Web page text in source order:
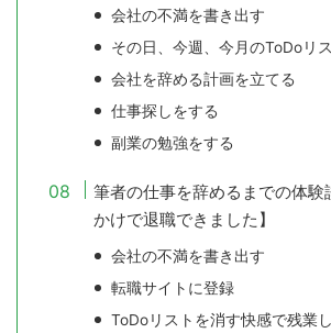
会社の不満を書き出す
その日、今週、今月のToDoリ
会社を辞める計画を立てる
仕事探しをする
副業の勉強をする
筆者の仕事を辞めるまでの体験
かけで退職できました】
会社の不満を書き出す
転職サイトに登録
ToDoリストを消す快感で残業